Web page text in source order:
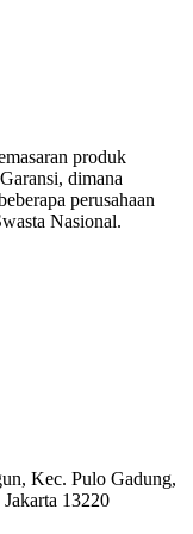
produk
dimana
perusahaan
Nasional.
Kec. Pulo Gadung,
13220